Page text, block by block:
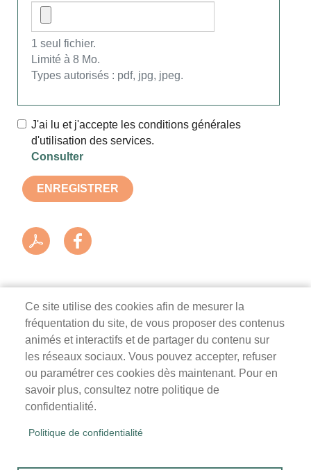
1 seul fichier.
Limité à 8 Mo.
Types autorisés : pdf, jpg, jpeg.
J'ai lu et j'accepte les conditions générales
d'utilisation des services.
Consulter
ENREGISTRER
Ce site utilise des cookies afin de mesurer la
fréquentation du site, de vous proposer des contenus
animés et interactifs et de partager du contenu sur
les réseaux sociaux. Vous pouvez accepter, refuser
ou paramétrer ces cookies dès maintenant. Pour en
savoir plus, consultez notre politique de
confidentialité.
Politique de confidentialité
Mairie de Survilliers
3 rue de la Liberté
95470 Survilliers
Tél. 01 34 68 26 00
mercredi, samedi : 9h-12h
Accueil